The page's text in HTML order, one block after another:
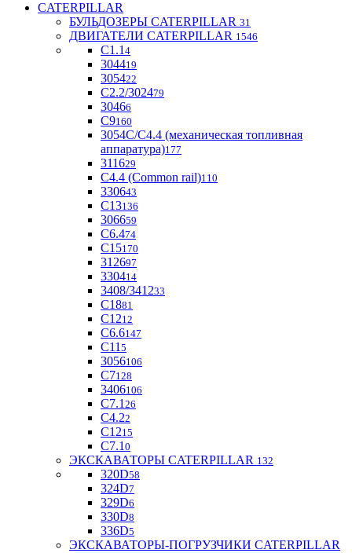
CATERPILLAR
БУЛЬДОЗЕРЫ CATERPILLAR 31
ДВИГАТЕЛИ CATERPILLAR 1546
C1.1 4
304419
305422
С2.2/302479
30466
С9160
3054С/С4.4 (механическая топливная
аппаратура)177
311629
С4.4 (Common rail)110
330643
С13136
306659
С6.474
С15170
312697
330414
3408/341233
С1881
C1212
С6.6147
C11 5
3056106
С7128
3406106
C7.1 26
C4.22
С1215
С7.1 0
ЭКСКАВАТОРЫ CATERPILLAR 132
320D58
324D7
329D6
330D8
336D5
ЭКСКАВАТОРЫ-ПОГРУЗЧИКИ CATERPILLAR